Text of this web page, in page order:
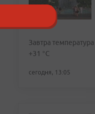
Завтра
+31 °C
сегодня, 13:05